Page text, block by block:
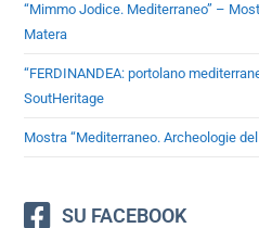
“Mimmo Jodice. Mediterraneo” –
Matera
“FERDINANDEA: portolano
SoutHeritage
Mostra “Mediterraneo. Archeologie
SU FACEBOOK